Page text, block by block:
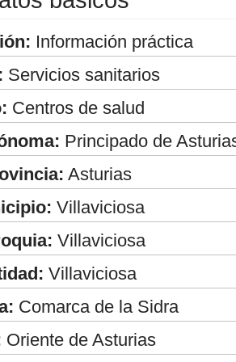
Información práctica
Servicios sanitarios
Centros de salud
Principado de
Asturias
Villaviciosa
Villaviciosa
Villaviciosa
Comarca de la Sidra
Oriente de Asturias